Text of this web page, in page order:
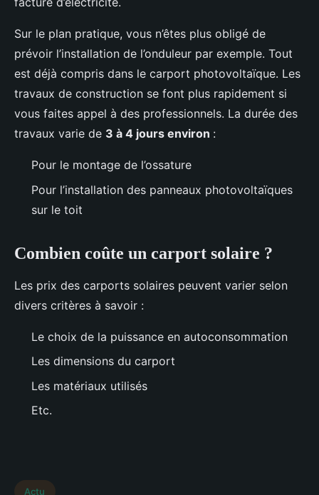
Sur le plan pratique, vous n’êtes plus obligé de
prévoir l’installation de l’onduleur par exemple. Tout
est déjà compris dans le carport photovoltaïque. Les
travaux de construction se font plus rapidement si
vous faites appel à des professionnels. La durée des
travaux varie de 3 à 4 jours environ :
Pour le montage de l’ossature
Pour l’installation des panneaux photovoltaïques
sur le toit
Combien coûte un carport solaire ?
Les prix des carports solaires peuvent varier selon
divers critères à savoir :
Le choix de la puissance en autoconsommation
Les dimensions du carport
Les matériaux utilisés
Etc.
Actu